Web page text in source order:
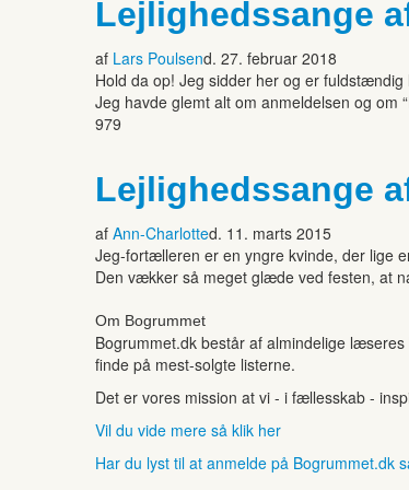
Lejlighedssange
af Lars Poulsend. 27. februar 2018
Hold da op! Jeg sidder her og er
Jeg havde glemt alt om anmeldelsen og
979
Lejlighedssange
af Ann-Charlotted. 11. marts 2015
Jeg-fortælleren er en yngre kvinde, der lige
Den vækker så meget glæde ved festen, at
Om Bogrummet
Bogrummet.dk består af almindelige
finde på mest-solgte listerne.
Det er vores mission at vi - i fællesskab -
Vil du vide mere så klik her
Har du lyst til at anmelde på Bogrummet.dk